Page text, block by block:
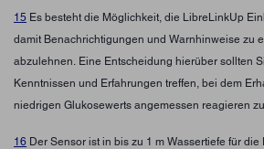
15 Es besteht die Möglichkeit, die LibreLinkUp
damit Benachrichtigungen und Warnhinweise zu
abzulehnen. Eine Entscheidung hierüber sollten
Kenntnissen und Erfahrungen treffen, bei dem
niedrigen Glukosewerts angemessen reagieren
16 Der Sensor ist in bis zu 1 m Wassertiefe für